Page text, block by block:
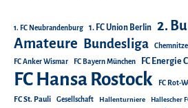
1. FC Neubrandenburg 1. FC Union Berlin 2.
Amateure Bundesliga
FC Anker Wismar FC Bayern München FC Energie
FC Hansa Rostock FC Rot-
FC St. Pauli Gesellschaft Hallenturniere Hallescher